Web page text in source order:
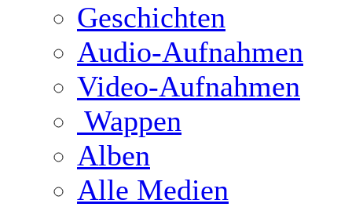
Geschichten
Audio-Aufnahmen
Video-Aufnahmen
Wappen
Alben
Alle Medien